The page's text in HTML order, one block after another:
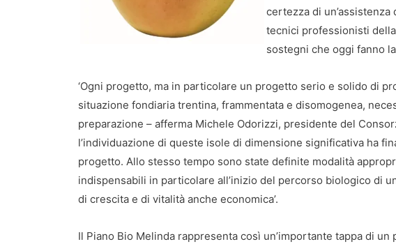
certezza di
tecnici professionisti
sostegni che oggi fanno
‘Ogni progetto, ma in particolare un progetto serio e solido di
situazione fondiaria trentina, frammentata e disomogenea,
preparazione – afferma Michele Odorizzi, presidente del
l’individuazione di queste isole di dimensione significativa ha
progetto. Allo stesso tempo sono state definite modalità
indispensabili in particolare all’inizio del percorso biologico di
di crescita e di vitalità anche economica’.
Il Piano Bio Melinda rappresenta così un’importante tappa di